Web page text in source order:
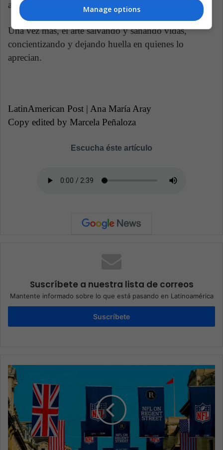
and psychology, reiki, mindfulness, entre otras.
Una vez más, el arte salvando y sanando vidas,
concientizando y dejando huella en quienes lo
aprecian.
LatinAmerican Post | Ana María Aray
Copy edited by Marcela Peñaloza
Escucha éste artículo
Suscríbete a nuestra lista de correos
Mantente informado sobre lo que está pasando en Latinoamérica
Suscríbete
Manage options